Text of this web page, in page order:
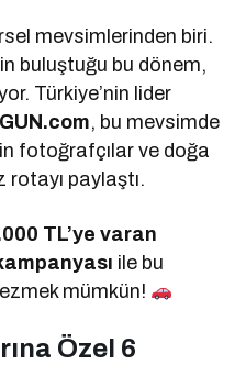
mevsimlerinden biri.
buluştuğu bu dönem,
Türkiye’nin lider
, bu mevsimde
fotoğrafçılar ve doğa
rotayı paylaştı.
TL’ye varan
ile bu
mümkün!
Özel 6